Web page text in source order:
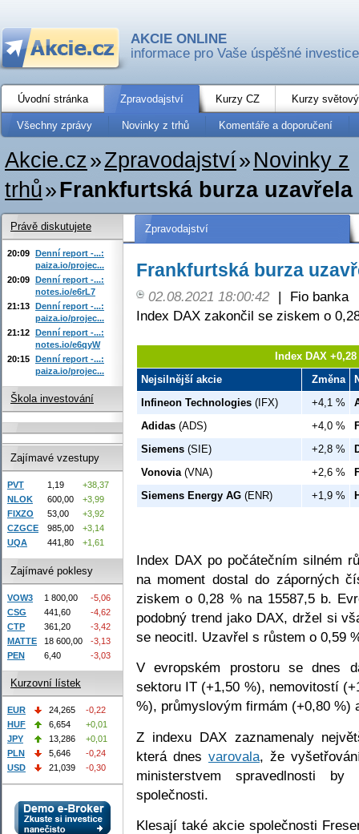
AKCIE ONLINE
informace pro Vaše úspěšné investice
Úvodní stránka Zpravodajství Kurzy CZ Kurzy
Všechny zprávy Novinky z trhů Komentáře a doporučení
Akcie.cz»Zpravodajství» Novinky z
trhů»Frankfurtská burza
Zpravodajství
Frankfurtská burza
02.08.2021 18:00:42 |
Fio banka
Index DAX zakončil se ziskem o
Index DAX
Nejsilnější akcie
Změna
Infineon Technologies (IFX) +4,1 %
Adidas (ADS) +4,0 %
Siemens (SIE) +2,8 %
Vonovia(VNA) +2,6 %
Siemens Energy AG (ENR) +1,9 %
Index DAX po počátečním silném
na moment dostal do záporných
ziskem o 0,28 % na 15587,5 b.
podobný trend jako DAX, držel si
se neocitl. Uzavřel s růstem o 0,59
V evropském prostoru se dnes
sektoru IT (+1,50 %), nemovitostí
%), průmyslovým firmám (+0,80 %)
Z indexu DAX zaznamenaly
která dnes varovala, že
ministerstvem spravedlnosti
společnosti.
Klesají také akcie společnosti
Právě diskutujete
20:09 Denní report -...:
paiza.io/projec...
20:09 Denní report -...:
notes.io/e6rL7
21:13 Denní report -...:
paiza.io/projec...
21:12 Denní report -...:
notes.io/e6qyW
20:15 Denní report -...:
paiza.io/projec...
Škola investování
Zajímavé vzestupy
PVT 1,19
+38,37
NLOK
600,00
+3,99
FIXZO
53,00
+3,92
CZGCE
985,00
+3,14
UQA
441,80 +1,61
Zajímavé poklesy
VOW3 1 800,00
-5,06
CSG
441,60
-4,62
CTP
361,20
-3,42
MATTE
18 600,00
-3,13
PEN
6,40 -3,03
Kurzovní lístek
EUR 24,265
-0,22
HUF
6,654
+0,01
JPY
13,286
+0,01
PLN
5,646
-0,24
USD
21,039 -0,30